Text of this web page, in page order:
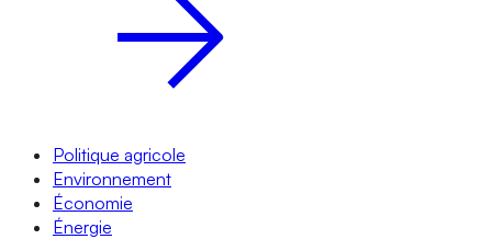
Politique agricole
Environnement
Économie
Énergie